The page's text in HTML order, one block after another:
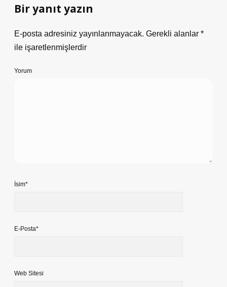
Bir yanıt yazın
E-posta adresiniz yayınlanmayacak. Gerekli alanlar *
ile işaretlenmişlerdir
Yorum
İsim*
E-Posta*
Web Sitesi